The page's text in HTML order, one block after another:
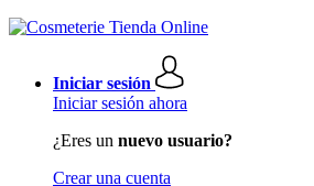
Iniciar sesión
Iniciar sesión ahora
¿Eres un nuevo usuario?
Crear una cuenta